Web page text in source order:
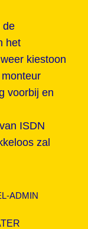
de
het
kiestoon
voorbij en
ISDN
zal
ADMIN